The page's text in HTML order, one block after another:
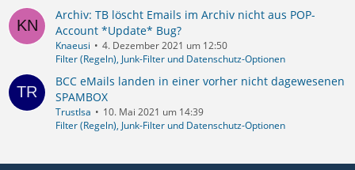
Archiv: TB löscht Emails im Archiv nicht aus POP-
Account *Update* Bug?
Knaeusi
4. Dezember 2021 um 12:50
Filter (Regeln), Junk-Filter und Datenschutz-Optionen
BCC eMails landen in einer vorher nicht dagewesenen
SPAMBOX
TrustIsa
10. Mai 2021 um 14:39
Filter (Regeln), Junk-Filter und Datenschutz-Optionen